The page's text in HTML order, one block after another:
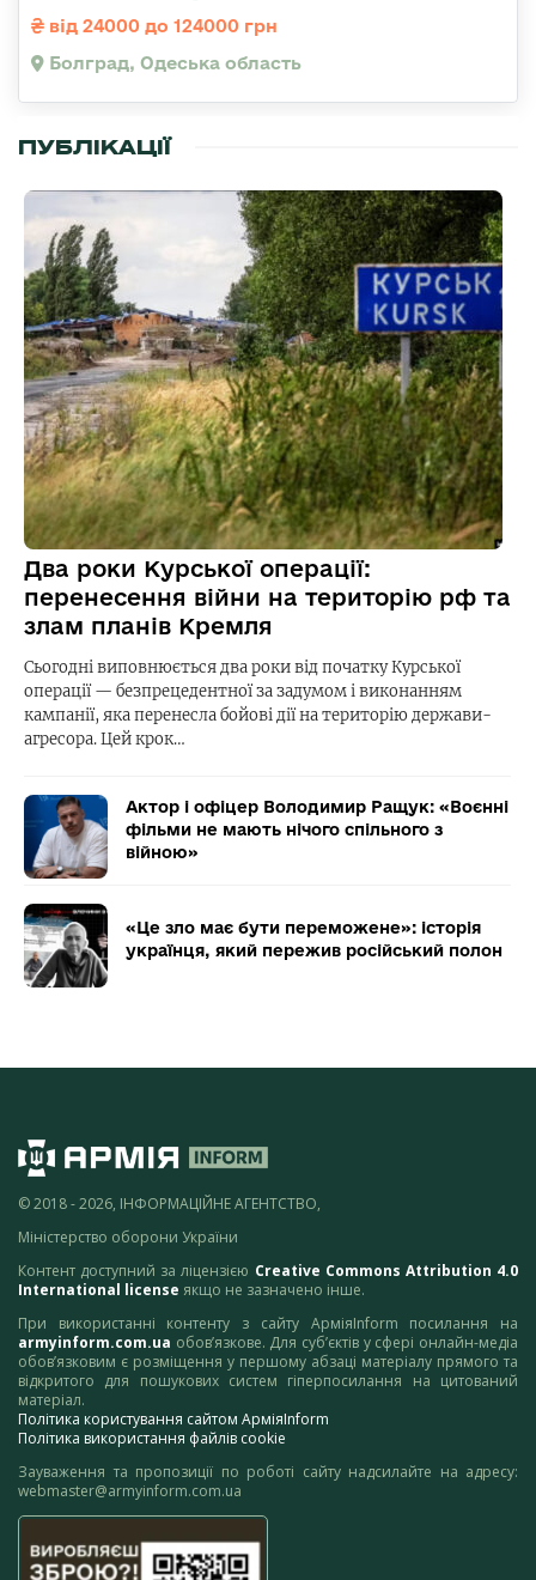
від 24000 до 124000 грн
Болград, Одеська область
ПУБЛІКАЦІЇ
Два роки Курської операції:
перенесення війни на територію рф та
злам планів Кремля
Сьогодні виповнюється два роки від початку Курської
операції — безпрецедентної за задумом і виконанням
кампанії, яка перенесла бойові дії на територію держави-
агресора. Цей крок…
Актор і офіцер Володимир Ращук: «Воєнні
фільми не мають нічого спільного з
війною»
«Це зло має бути переможене»: історія
українця, який пережив російський полон
© 2018 - 2026, ІНФОРМАЦІЙНЕ АГЕНТСТВО,
Міністерство оборони України
Контент доступний за ліцензією Creative Commons Attribution 4.0
International license якщо не зазначено інше.
При використанні контенту з сайту АрміяInform посилання на
armyinform.com.ua обов’язкове. Для суб’єктів у сфері онлайн-медіа
обов’язковим є розміщення у першому абзаці матеріалу прямого та
відкритого для пошукових систем гіперпосилання на цитований
матеріал.
Політика користування сайтом АрміяInform
Політика використання файлів cookie
Зауваження та пропозиції по роботі сайту надсилайте на адресу:
webmaster@armyinform.com.ua